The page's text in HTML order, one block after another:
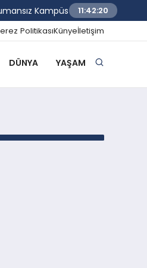
Kampüs Dönemi Başlıyor
11:42:20
PolitikasıKünyeİletişim
DÜNYA YAŞAM